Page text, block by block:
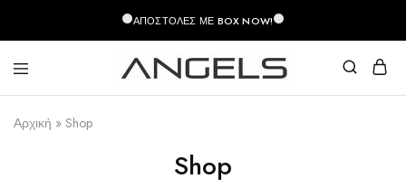
ΑΠΟΣΤΟΛΈΣ ΜΕ BOX NOW!
Angels
Greek
–
Αρχική » Shop
Shop